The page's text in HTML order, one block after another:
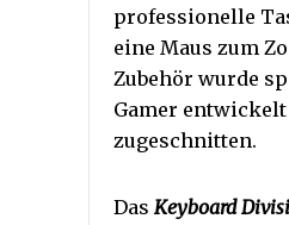
professionelle
eine Maus zum
Zubehör wurde
Gamer
zugeschnitten.
Das Keyboard